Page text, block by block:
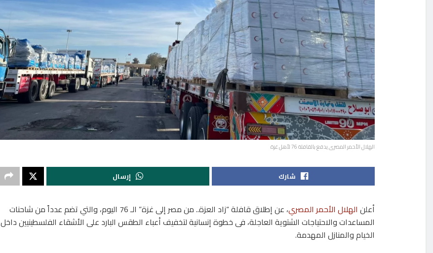
الهلال الأحمر المصرى يدفع بالقافلة 76 لأهل غزة
شارك إرسال
أعلن الهلال الأحمر المصري
، عن إطلاق قافلة “زاد العزة.. من مصر إلى غزة” الـ 76 اليوم، والتي تضم عدداً من شاحنات
المساعدات والاحتياجات الشتوية العاجلة، فى خطوة إنسانية لتخفيف أعباء الطقس البارد على الأشقاء الفلسطينيين داخل
الخيام والمنازل المهدمة.